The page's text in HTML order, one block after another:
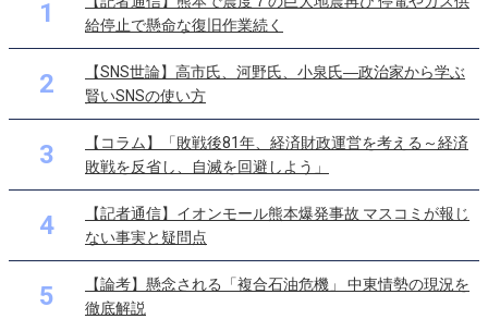
1
給停止で懸命な復旧作業続く
2
【SNS世論】高市氏、河野氏、小泉氏―政治家から学ぶ
賢いSNSの使い方
3
【コラム】「敗戦後81年、経済財政運営を考える～経済
敗戦を反省し、自滅を回避しよう」
4
【記者通信】イオンモール熊本爆発事故 マスコミが報じ
ない事実と疑問点
5
【論考】懸念される「複合石油危機」 中東情勢の現況を
徹底解説